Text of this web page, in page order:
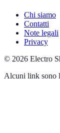
Chi siamo
Contatti
Note legali
Privacy
© 2026 Electro
Alcuni link sono